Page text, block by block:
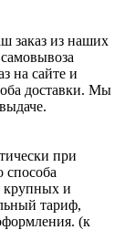
заказ из наших
на сайте и
доставки. Мы
при
способа
крупных и
тариф,
(к